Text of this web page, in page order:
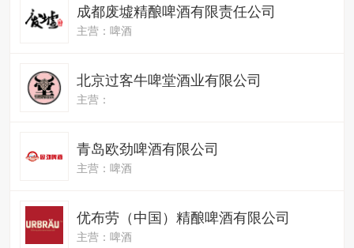
成都废墟精酿啤酒有限责任公司
主营：啤酒
北京过客牛啤堂酒业有限公司
主营：
青岛欧劲啤酒有限公司
主营：啤酒
优布劳（中国）精酿啤酒有限公司
主营：啤酒